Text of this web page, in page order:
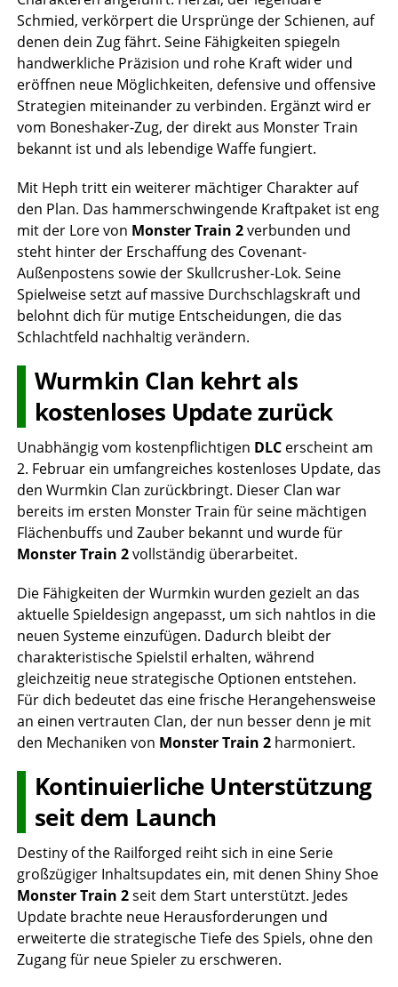
Schmied, verkörpert die Ursprünge der Schienen, auf
denen dein Zug fährt. Seine Fähigkeiten spiegeln
handwerkliche Präzision und rohe Kraft wider und
eröffnen neue Möglichkeiten, defensive und offensive
Strategien miteinander zu verbinden. Ergänzt wird er
vom Boneshaker-Zug, der direkt aus Monster Train
bekannt ist und als lebendige Waffe fungiert.
Mit Heph tritt ein weiterer mächtiger Charakter auf
den Plan. Das hammer­schwingende Kraftpaket ist eng
mit der Lore von Monster Train 2verbunden und
steht hinter der Erschaffung des Covenant-
Außenpostens sowie der Skullcrusher-Lok. Seine
Spielweise setzt auf massive Durchschlagskraft und
belohnt dich für mutige Entscheidungen, die das
Schlachtfeld nachhaltig verändern.
Wurmkin Clan kehrt als
kostenloses Update zurück
Unabhängig vom kostenpflichtigen DLCerscheint am
2. Februar ein umfangreiches kostenloses Update, das
den Wurmkin Clan zurückbringt. Dieser Clan war
bereits im ersten Monster Train für seine mächtigen
Flächenbuffs und Zauber bekannt und wurde für
Monster Train 2vollständig überarbeitet.
Die Fähigkeiten der Wurmkin wurden gezielt an das
aktuelle Spieldesign angepasst, um sich nahtlos in die
neuen Systeme einzufügen. Dadurch bleibt der
charakteristische Spielstil erhalten, während
gleichzeitig neue strategische Optionen entstehen.
Für dich bedeutet das eine frische Herangehensweise
an einen vertrauten Clan, der nun besser denn je mit
den Mechaniken von Monster Train 2harmoniert.
Kontinuierliche Unterstützung
seit dem Launch
Destiny of the Railforged reiht sich in eine Serie
großzügiger Inhaltsupdates ein, mit denen Shiny Shoe
Monster Train 2seit dem Start unterstützt. Jedes
Update brachte neue Herausforderungen und
erweiterte die strategische Tiefe des Spiels, ohne den
Zugang für neue Spieler zu erschweren.